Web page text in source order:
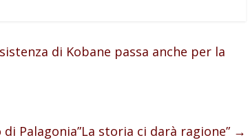
di Kobane passa anche per la
Palagonia”La storia ci darà ragione” →